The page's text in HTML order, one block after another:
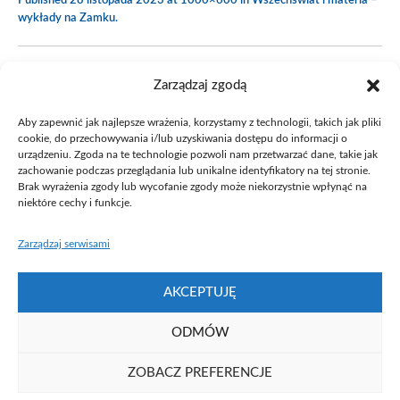
Zarządzaj zgodą
Aby zapewnić jak najlepsze wrażenia, korzystamy z technologii, takich jak pliki
cookie, do przechowywania i/lub uzyskiwania dostępu do informacji o
urządzeniu. Zgoda na te technologie pozwoli nam przetwarzać dane, takie jak
zachowanie podczas przeglądania lub unikalne identyfikatory na tej stronie.
Brak wyrażenia zgody lub wycofanie zgody może niekorzystnie wpłynąć na
niektóre cechy i funkcje.
Zarządzaj serwisami
AKCEPTUJĘ
ODMÓW
ZOBACZ PREFERENCJE
wykłady na Zamku.